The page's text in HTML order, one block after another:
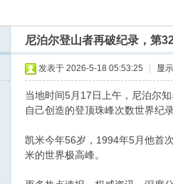
尼泊尔登山者再破纪录，第
发表于 2026-5-18 05:53:25 显
当地时间5月17日上午，尼泊尔
自己创造的登顶珠峰次数世界纪录
凯米今年56岁，1994年5月他首
米的世界极高峰。